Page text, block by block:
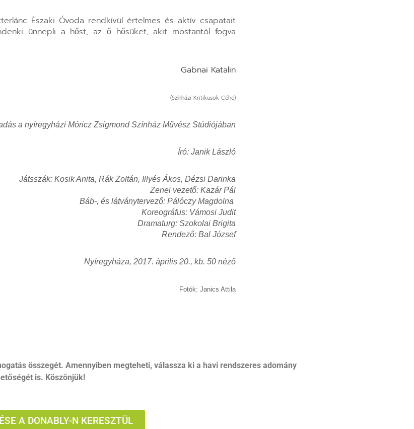
Északi Óvoda rendkívül értelmes és aktív csapatait
ünnepli a hőst, az ő hősüket, akit mostantól fogva
Gabnai Katalin
(Színházi Kritikusok Céhe)
a nyíregyházi Móricz Zsigmond Színház Művész Stúdiójában
Író: Janik László
Játsszák: Kosik Anita, Rák Zoltán, Illyés Ákos, Dézsi Darinka
Zenei vezető: Kazár Pál
Báb-, és látványtervező: Pálóczy Magdolna
Koreográfus: Vámosi Judit
Dramaturg: Szokolai Brigita
Rendező: Bal József
Nyíregyháza, 2017. április 20., kb. 50 néző
Fotók: Janics Attila
összegét. Amennyiben megteheti, válassza ki a havi rendszeres adomány
is. Köszönjük!
A DONABLY-N KERESZTÜL